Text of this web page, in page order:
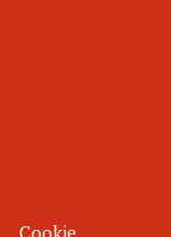
Cookie